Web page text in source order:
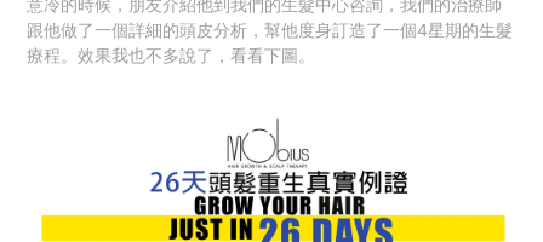
跟他做了一個詳細的頭皮分析，幫他度身訂造了一個4星期的生髮
療程。效果我也不多說了，看看下圖。